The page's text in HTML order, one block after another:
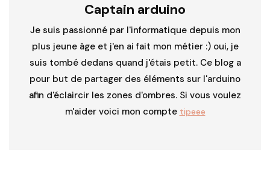
Captain arduino
Je suis passionné par l'informatique depuis mon
plus jeune âge et j'en ai fait mon métier :) oui, je
suis tombé dedans quand j'étais petit. Ce blog a
pour but de partager des éléments sur l'arduino
afin d'éclaircir les zones d'ombres. Si vous voulez
m'aider voici mon compte tipeee